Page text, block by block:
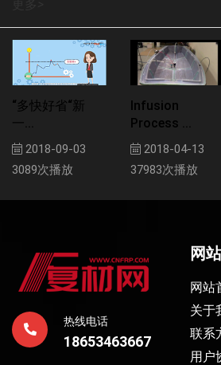
“多快好省“新
一...
2018-09-03
3089次播放
Infusion
Process ...
2018-04-13
37983次播放
热线电话
18653463667
网
网站
关于
联系
用户